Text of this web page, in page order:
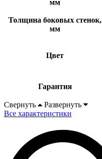
мм
Толщина боковых стенок,
мм
Цвет
Гарантия
Свернуть
Развернуть
Все характеристики